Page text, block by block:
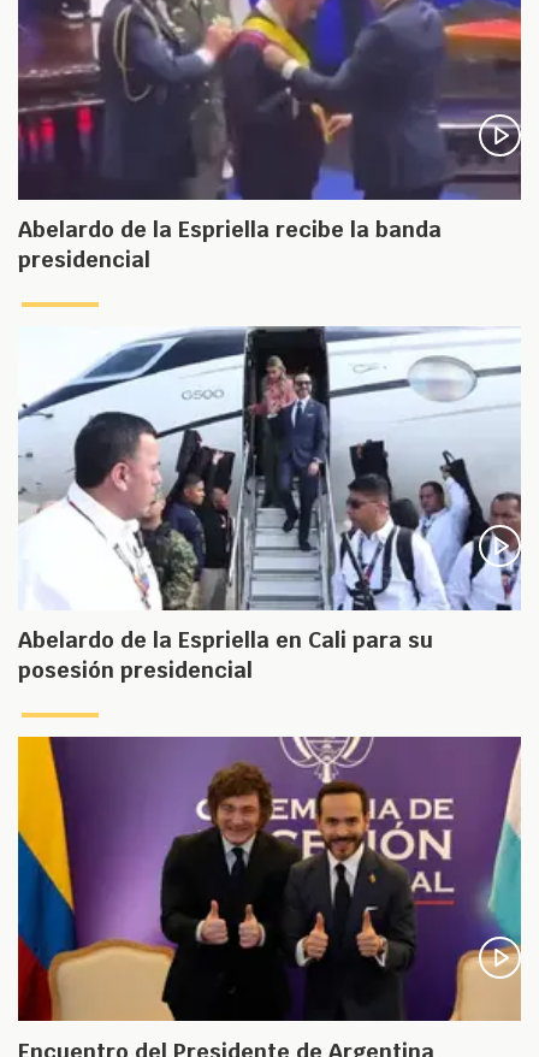
Abelardo de la Espriella recibe la banda
presidencial
Abelardo de la Espriella en Cali para su
posesión presidencial
Encuentro del Presidente de Argentina